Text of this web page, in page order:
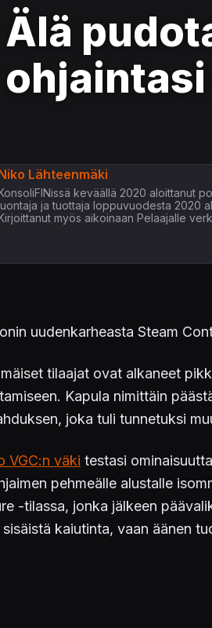
Älä
ohjaintasi
Lähteenmäki
keväällä 2020 aloittanut
ja tuottaja loppuvuodesta 2020
myös aikoinaan Pelaajalle
uudenkarheasta Steam
tilaajat ovat alkaneet
Kapula nimittäin
joka tuli tunnetuksi
VGC:n väki testasi
pehmeälle alustalle
-tilassa, jonka jälkeen
kaiutinta, vaan äänen